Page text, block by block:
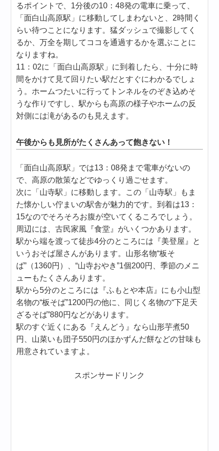
るポイントで、1分後の10：48発の電車に乗って、
「面白山高原駅」に移動してしまわないと、2時間く
らい待つことになります。猛ダッシュで撮影してく
るか、万全を期してココを通過するかを選ぶことに
なりますね。
11：02に「面白山高原駅」に到着したら、十分に時
間をかけて見て回りたい駅だとすぐにわかるでしょ
う。ホームつたいに行ってトンネルをのぞき込めそ
うな作りですし、駅からも高原の様子やホームの反
対側には滝があるのも見えます。
午後からも見所がたくさんあって飽きない！
「面白山高原駅」では13：08発まで電車がないの
で、高原の散策などでゆっくり過ごせます。
次に「山寺駅」に移動します。この「山寺駅」もま
た懐かしい佇まいの駅舎が魅力的です。到着は13：
15なのでそろそろお腹が空いてくるころでしょう。
周辺には、古民家風『食堂』がいくつかあります。
駅から端を渡って徒歩4分のところには『美登屋』と
いうおそば屋さんがあります。山形名物“板そ
ば”（1360円）、“山寺おやき”1個200円、季節のメニ
ューもたくさんあります。
駅から5分のところには『ふもとや本店』にも小山型
名物の“板そば”1200円の他に、同じく名物の“下足天
ざるそば”880円などがあります。
駅のすぐ近くにある『えんどう』なら山形芋煮50
円、山菜いも団子550円のほかずんだ餅などの甘味も
用意されていますよ。
スポンサードリンク